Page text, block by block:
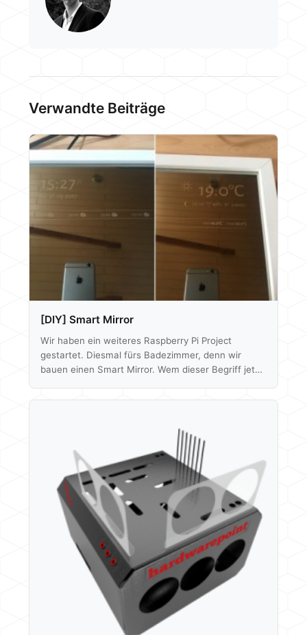
Verwandte Beiträge
[DIY] Smart Mirror
Wir haben ein weiteres Raspberry Pi Project
gestartet. Diesmal fürs Badezimmer, denn wir
bauen einen Smart Mirror. Wem dieser Begriff jetzt
vermutlich schon alles erzählt. Ein smarter Spiegel
inneren befindet sich ein Rechner und ein
Bildschirm, dessen weiße Schrift durch einen
zweiwege Glas hindurch scheint und somit quasi im
Spiegel schwebt. Hier werden Informationen, wie
das Wetter, Nachrichten,…